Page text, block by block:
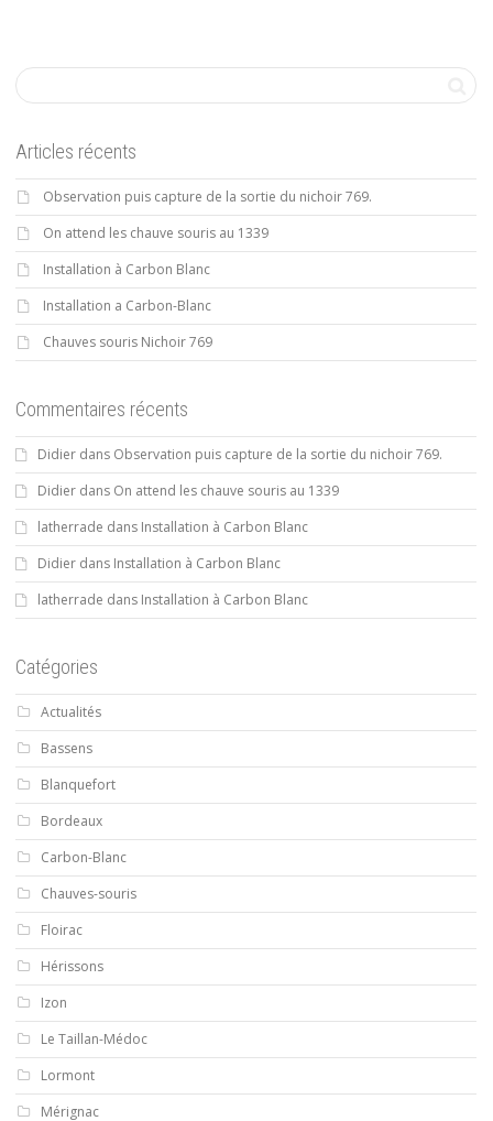
Articles récents
Observation puis capture de la sortie du nichoir 769.
On attend les chauve souris au 1339
Installation à Carbon Blanc
Installation a Carbon-Blanc
Chauves souris Nichoir 769
Commentaires récents
Didier dans Observation puis capture de la sortie du nichoir 769.
Didier dans On attend les chauve souris au 1339
latherrade dans Installation à Carbon Blanc
Didier dans Installation à Carbon Blanc
latherrade dans Installation à Carbon Blanc
Catégories
Actualités
Bassens
Blanquefort
Bordeaux
Carbon-Blanc
Chauves-souris
Floirac
Hérissons
Izon
Le Taillan-Médoc
Lormont
Mérignac